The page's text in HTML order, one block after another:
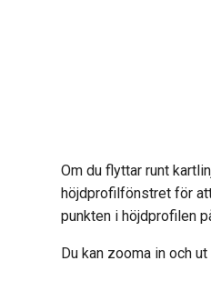
Om du flyttar runt
höjdprofilfönstret för
punkten i höjdprofilen
Du kan zooma in och